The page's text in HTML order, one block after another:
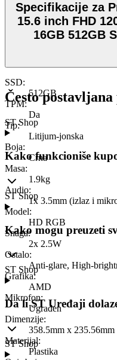
Specifikacije za
15.6 inch FHD
16GB 512GB
SSD:
512GB
TPM:
Da
Tip:
Litijum-jonska
Boja:
Crna
Masa:
1.9kg
Audio:
1x 3.5mm (izlaz i
Model:
HD RGB
Snaga:
2x 2.5W
Ostalo:
Anti-glare, High-
Grafika:
AMD
Mikrofon:
Ugrađen
Dimenzije:
358.5mm x
Materijal:
Plastika
Često
ST Shop
Kako funkcioniše
ST Shop
Kako mogu preuzeti
ST Shop
Da li ST Uređaji
ST Shop